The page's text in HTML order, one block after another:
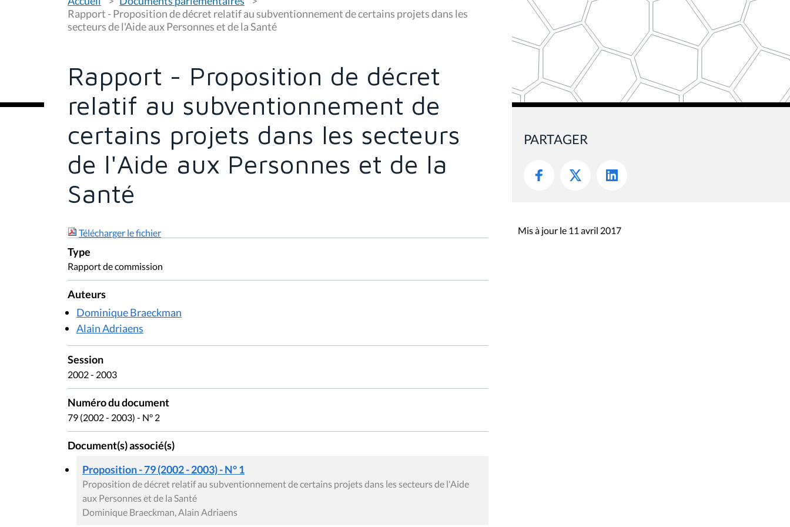
o
u
s
ê
:
Rapport - Proposition de décret relatif au subventionnement de certains projets dans les
secteurs de l'Aide aux Personnes et de la Santé
Rapport - Proposition de décret
relatif au subventionnement de
certains projets dans les secteurs
de l'Aide aux Personnes et de la
Santé
Télécharger le fichier
Type
Rapport de commission
Auteurs
Dominique Braeckman
Alain Adriaens
Session
2002 - 2003
Numéro du document
79 (2002 - 2003) - N° 2
Document(s) associé(s)
Proposition - 79 (2002 - 2003) - N° 1
Proposition de décret relatif au subventionnement de certains projets dans les secteurs de l'Aide
aux Personnes et de la Santé
Dominique Braeckman, Alain Adriaens
PARTAGER
Mis à jour le 11 avril 2017